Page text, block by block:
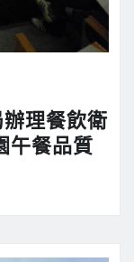
理餐飲衛
午餐品質